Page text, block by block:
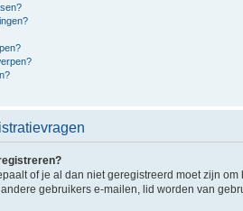
of je al dan niet geregistreerd moet zijn
gebruikers e-mailen, lid worden van